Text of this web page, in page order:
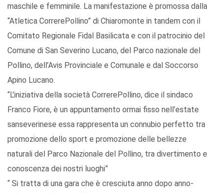
maschile e femminile. La manifestazione è promossa dalla
“Atletica CorrerePollino” di Chiaromonte in tandem con il
Comitato Regionale Fidal Basilicata e con il patrocinio del
Comune di San Severino Lucano, del Parco nazionale del
Pollino, dell’Avis Provinciale e Comunale e dal Soccorso
Apino Lucano.
“L’iniziativa della società CorrerePollino, dice il sindaco
Franco Fiore, è un appuntamento ormai fisso nell’estate
sanseverinese essa rappresenta un connubio perfetto tra
promozione dello sport e promozione delle bellezze
naturali del Parco Nazionale del Pollino, tra divertimento e
conoscenza dei nostri luoghi”
“ Si tratta di una gara che è cresciuta anno dopo anno-